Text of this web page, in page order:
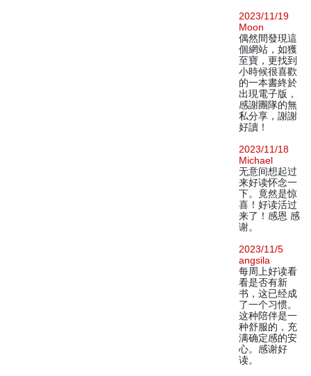
2023/11/19
Moon
偶然間發現這
個網站，如獲
至寶，更找到
小時候很喜歡
的一本書終於
出現電子版，
感謝團隊的無
私分享，謝謝
好讀！
2023/11/18
Michael
无意间想起过
来好读怀念一
下。竟然是惊
喜！好读活过
来了！感恩 感
谢。
2023/11/5
angsila
每周上好读看
看是否有新
书，这已经成
了一个习惯。
这种陪伴是一
种舒服的，充
满确定感的安
心。感谢好
读。